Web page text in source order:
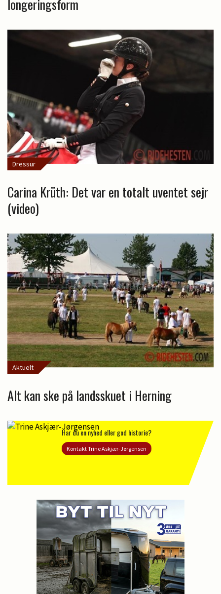
longeringsform
Dressur
Carina Krüth: Det var en totalt uventet sejr
(video)
Aktuelt
Alt kan ske på landsskuet i Herning
Har du en nyhed eller god historie?
Kontakt Trine Askjær-Jørgensen